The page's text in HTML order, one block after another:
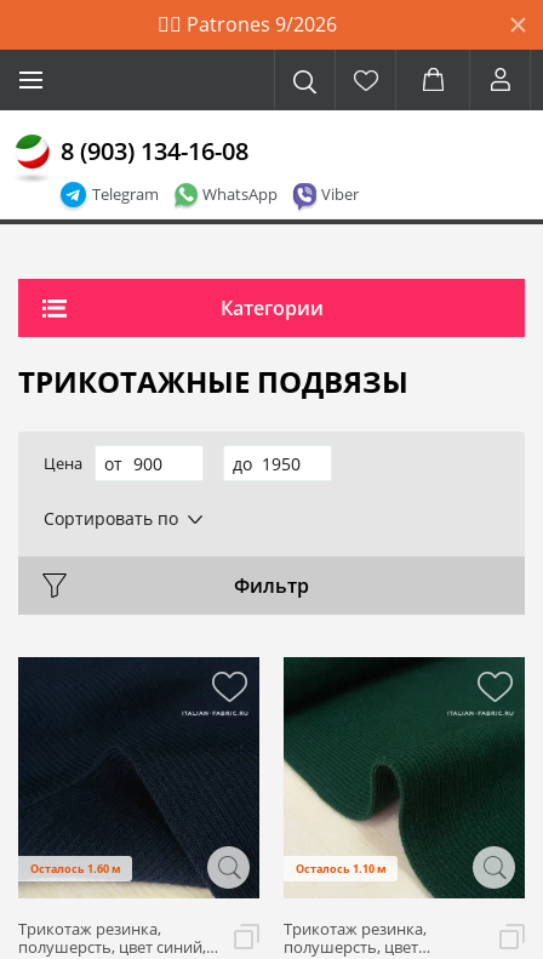
🙋‍♀️ Patrones 9/2026
Telegram WhatsApp Viber
8 (903) 134-16-08
Категории
ТРИКОТАЖНЫЕ ПОДВЯЗЫ
Цена
Сортировать по
Фильтр
Осталось 1.60 м
Трикотаж резинка,
полушерсть, цвет синий,
Осталось 1.10 м
Трикотаж резинка,
полушерсть, цвет